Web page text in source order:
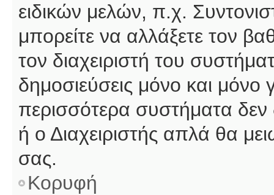
ειδικών μελών, π.χ.
μπορείτε να αλλάξετε τον
τον διαχειριστή του
δημοσιεύσεις μόνο και
περισσότερα συστήματα δεν
ή ο Διαχειριστής απλά θα
σας.
Κορυφή